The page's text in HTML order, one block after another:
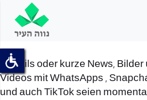
E-Mails oder kurze News,
Videos mit WhatsApps ,
und auch TikTok seien